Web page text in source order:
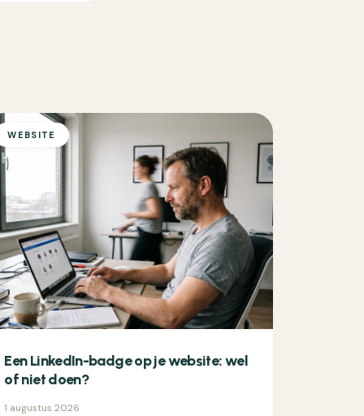
WEBSITE
Een LinkedIn-badge op je website: wel
of niet doen?
1 augustus 2026